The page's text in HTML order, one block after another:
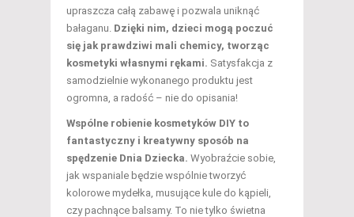
upraszcza całą zabawę i pozwala uniknąć
bałaganu. Dzięki nim, dzieci mogą poczuć
się jak prawdziwi mali chemicy, tworząc
kosmetyki własnymi rękami. Satysfakcja z
samodzielnie wykonanego produktu jest
ogromna, a radość – nie do opisania!
Wspólne robienie kosmetyków DIY to
fantastyczny i kreatywny sposób na
spędzenie Dnia Dziecka. Wyobraźcie sobie,
jak wspaniale będzie wspólnie tworzyć
kolorowe mydełka, musujące kule do kąpieli,
czy pachnące balsamy. To nie tylko świetna